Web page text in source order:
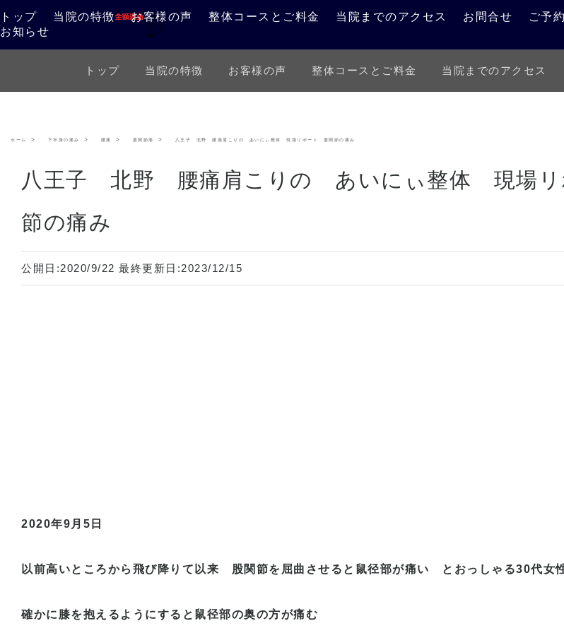
トップ 当院の特徴 お客様の声 整体コースとご料金 当院までのアクセス お問合せ ご予
お知らせ
トップ 当院の特徴 お客様の声 整体コースとご料金 当院までのアクセス
ホーム 下半身の痛み 腰痛 股関節痛 八王子 北野 腰痛肩こりの あいにぃ整体 現場リポート 股関節の痛み
八王子 北野 腰痛肩こりの あいにぃ整体 現場
節の痛み
公開日:2020/9/22 最終更新日:2023/12/15
2020年9 月 5 日
以前高いところから飛び降りて以来 股関節を屈曲させると鼠径部が痛い とおっしゃる30代女
確かに膝を抱えるようにすると鼠径部の奥の方が痛む